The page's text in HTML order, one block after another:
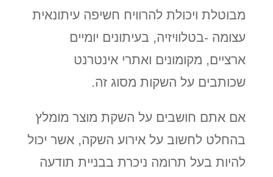
מבוטלת ויכולת להרוויח חשיפה עיתונאית
עצומה -בטלוויזיה, בעיתונים יומיים
ארציים, מקומונים ואתרי אינטרנט
שכותבים על השקות מסוג זה.
אם אתם חושבים על השקת מוצר מומלץ
בהחלט לחשוב על אירוע השקה, אשר יכול
להיות בעל תרומה ניכרת בבניית תודעה